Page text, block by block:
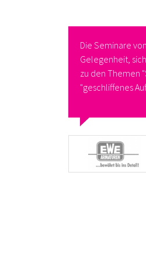
Die Seminare
Gelegenheit,
zu den Themen
"geschliffenes